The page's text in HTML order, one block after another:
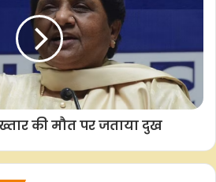
की मौत पर जताया दुख